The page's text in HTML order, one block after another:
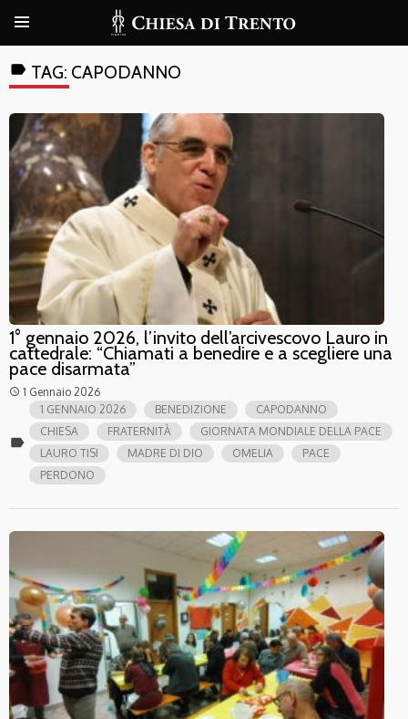
label TAG: CAPODANNO
1° gennaio 2026, l’invito dell’arcivescovo Lauro in
cattedrale: “Chiamati a benedire e a scegliere una
pace disarmata”
access_time 1 Gennaio 2026
label
1 GENNAIO 2026 BENEDIZIONE
CAPODANNO
CHIESA
FRATERNITÀ
GIORNATA MONDIALE DELLA PACE
LAURO TISI
MADRE DI DIO OMELIA
PACE
PERDONO